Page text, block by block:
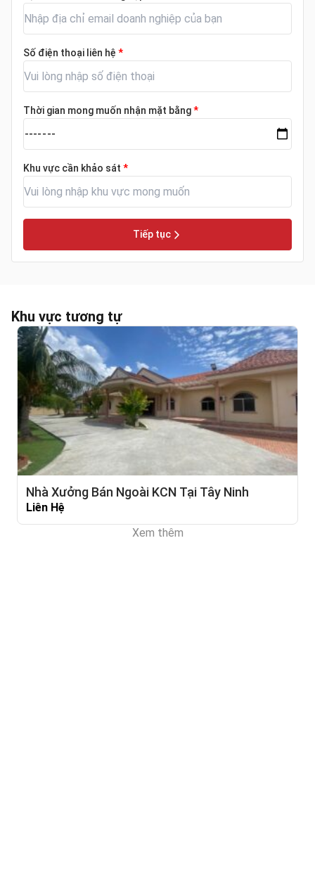
Số điện thoại liên hệ *
Thời gian mong muốn nhận mặt bằng*
Khu vực cần khảo sát *
Tiếp tục
Khu vực tương tự
Nhà Xưởng Bán Ngoài KCN Tại Tây Ninh
Liên Hệ
Xem thêm